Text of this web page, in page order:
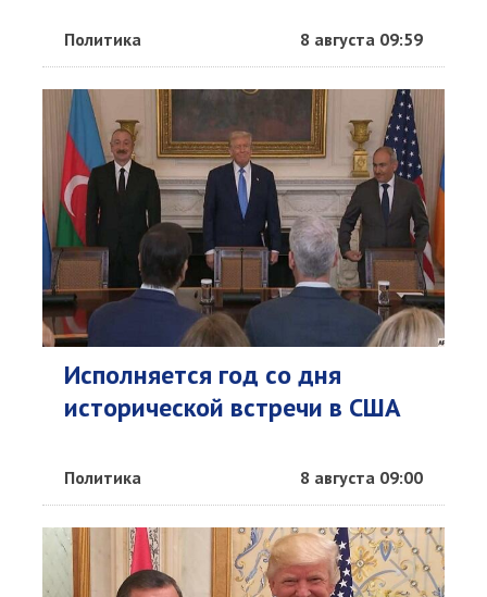
Политика 8 августа 09:59
Исполняется год со дня
исторической встречи в США
Политика 8 августа 09:00